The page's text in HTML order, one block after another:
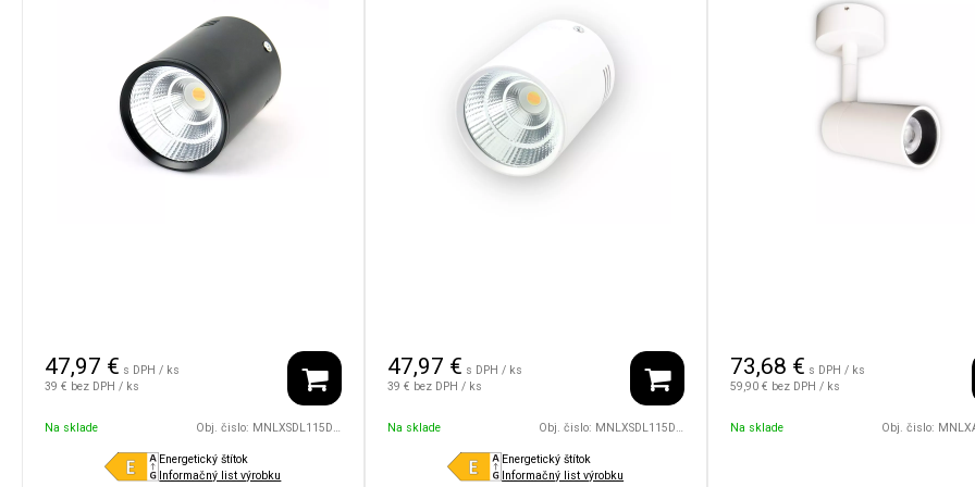
47,97 € s DPH / ks
39 € bez DPH / ks
Na sklade Obj. čislo: MNLXSDL115D75/8W/24V/30D/1800/4500/BK
Energetický štítok
Informačný list výrobku
47,97 € s DPH / ks
39 € bez DPH / ks
Na sklade Obj. čislo: MNLXSDL115D75/8W/24V/30D/1800/4500/WH
Energetický štítok
Informačný list výrobku
73,68 € s DPH / ks
59,90 € bez DPH / ks
Na sklade Obj. čislo: MNLXASLD43/